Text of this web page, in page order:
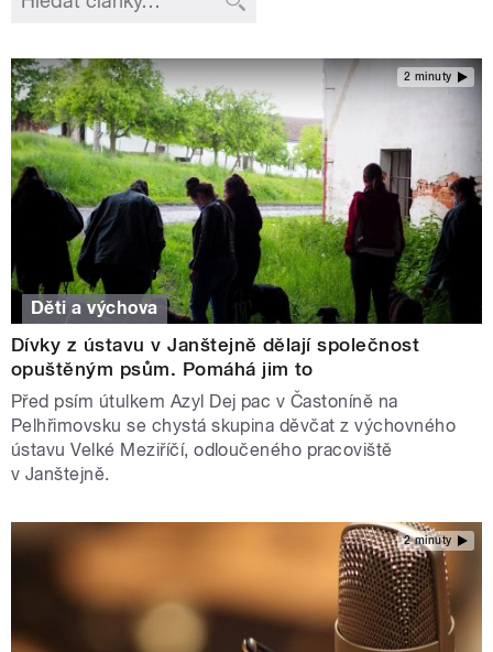
2 minuty
Děti a výchova
Dívky z ústavu v Janštejně dělají společnost
opuštěným psům. Pomáhá jim to
Před psím útulkem Azyl Dej pac v Častoníně na
Pelhřimovsku se chystá skupina děvčat z výchovného
ústavu Velké Meziříčí, odloučeného pracoviště
v Janštejně.
2 minuty